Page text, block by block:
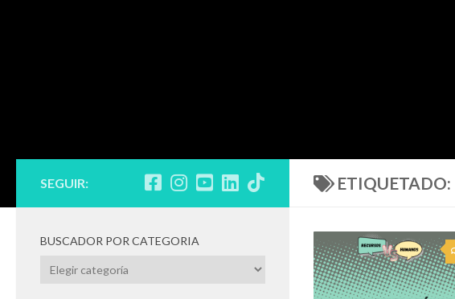
ETIQUETADO:
SEGUIR:
BUSCADOR POR CATEGORIA
BUSCADOR